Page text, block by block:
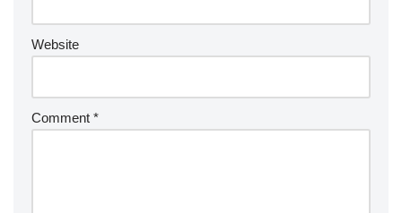
Website
Comment *